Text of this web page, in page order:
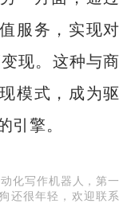
服务，实现对
现。这种与商
模式，成为驱
擎。
化写作机器人，第一
还很年轻，欢迎联系